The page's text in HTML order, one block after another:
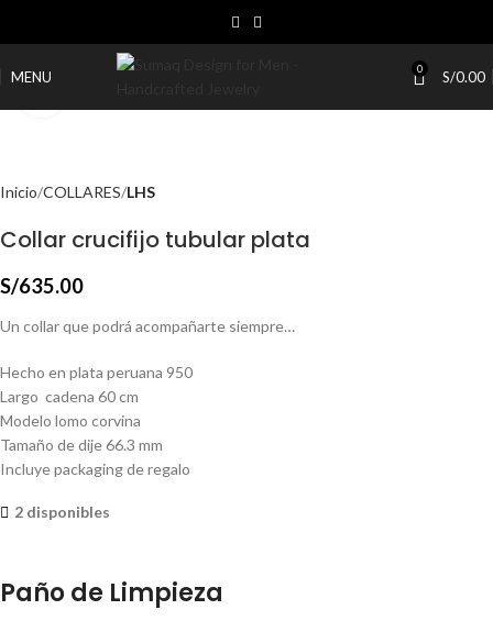
MENU 0 S/0.00
Inicio COLLARES LHS
Collar crucifijo tubular plata
S/635.00
Un collar que podrá acompañarte siempre…
Hecho en plata peruana 950
Largo cadena 60 cm
Modelo lomo corvina
Tamaño de dije 66.3 mm
Incluye packaging de regalo
2 disponibles
Paño de Limpieza